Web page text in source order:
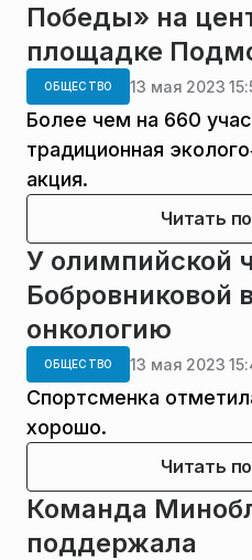
Победы» на
площадке
ОБЩЕСТВО 13 мая 2023
Более чем на 660
традиционная
акция.
Читать
У олимпийской
Бобровниковой
онкологию
ОБЩЕСТВО 13 мая 2023
Спортсменка
хорошо.
Читать
Команда
поддержала